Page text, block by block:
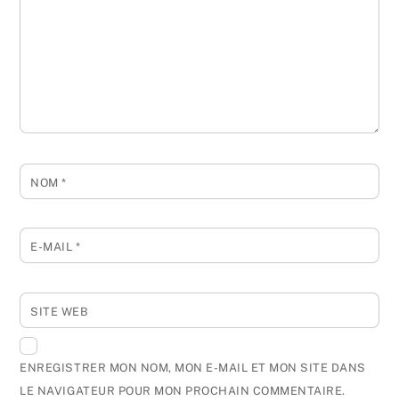
NOM*
E-MAIL *
SITE WEB
ENREGISTRER MON NOM, MON E-MAIL ET MON SITE DANS
LE NAVIGATEUR POUR MON PROCHAIN COMMENTAIRE.